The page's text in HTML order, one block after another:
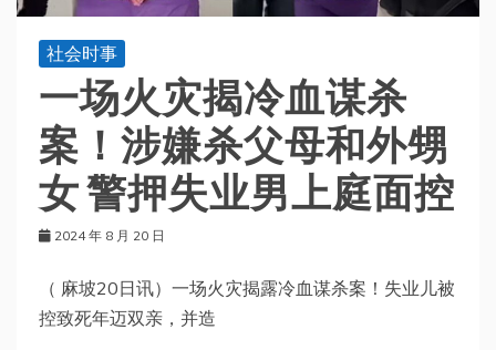
社会时事
一场火灾揭冷血谋杀
案！涉嫌杀父母和外甥
女 警押失业男上庭面控
2024 年 8 月 20 日
（ 麻坡20日讯）一场火灾揭露冷血谋杀案！失业儿被
控致死年迈双亲，并造